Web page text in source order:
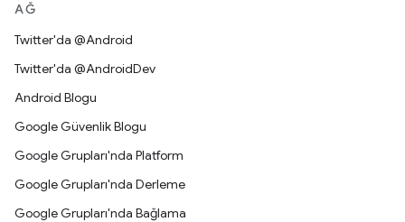
AĞ
Twitter'da @Android
Twitter'da @AndroidDev
Android Blogu
Google Güvenlik Blogu
Google Grupları'nda Platform
Google Grupları'nda Derleme
Google Grupları'nda Bağlama